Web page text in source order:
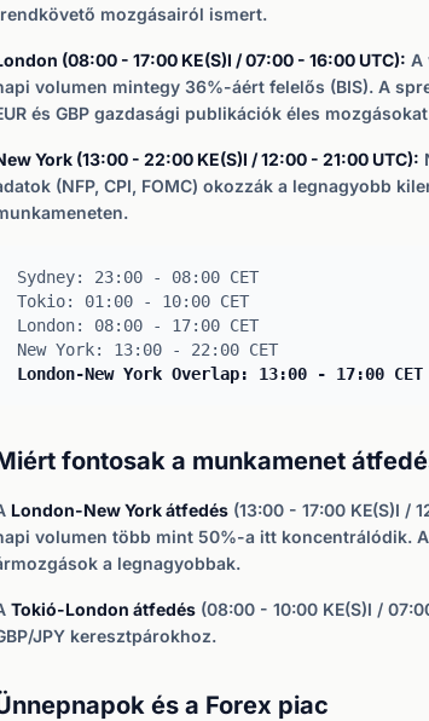
mozgásairól ismert.
(08:00 - 17:00 KE(S)I / 07:00 - 16:00 UTC): A
volumen mintegy 36%-áért felelős (BIS). A
és GBP gazdasági publikációk éles
York (13:00 - 22:00 KE(S)I / 12:00 - 21:00 UTC):
(NFP, CPI, FOMC) okozzák a legnagyobb
Sydney: 23:00 - 08:00 CET
Tokio: 01:00 - 10:00 CET
London: 08:00 - 17:00 CET
New York: 13:00 - 22:00 CET
London-New York Overlap: 13:00 - 17:00 CET
fontosak a munkamenet
London-New York átfedés (13:00 - 17:00 KE(S)I /
volumen több mint 50%-a itt koncentrálódik.
a legnagyobbak.
Tokió-London átfedés (08:00 - 10:00 KE(S)I /
JPY keresztpárokhoz.
és a Forex piac